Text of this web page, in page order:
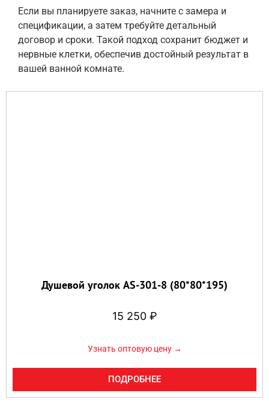
Если вы планируете заказ, начните с замера и
спецификации, а затем требуйте детальный
договор и сроки. Такой подход сохранит бюджет и
нервные клетки, обеспечив достойный результат в
вашей ванной комнате.
Душевой уголок AS-301-8 (80*80*195)
15 250 ₽
Узнать оптовую цену →
ПОДРОБНЕЕ